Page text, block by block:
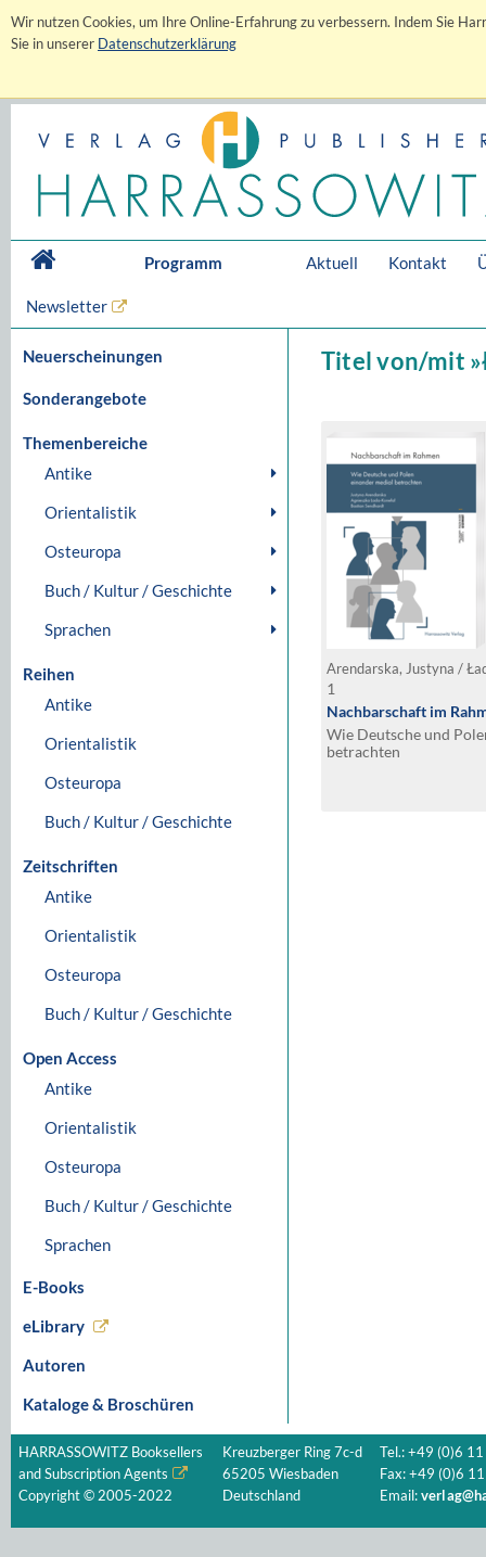
Wir nutzen Cookies, um Ihre Online-Erfahrung zu verbessern. Indem Sie
Sie in unserer Datenschutzerklärung
Programm Aktuell Kontakt
Newsletter
Neuerscheinungen
Sonderangebote
Themenbereiche
Antike
Orientalistik
Osteuropa
Buch / Kultur / Geschichte
Sprachen
Reihen
Antike
Orientalistik
Osteuropa
Buch / Kultur / Geschichte
Zeitschriften
Antike
Orientalistik
Osteuropa
Buch / Kultur / Geschichte
Open Access
Antike
Orientalistik
Osteuropa
Buch / Kultur / Geschichte
Sprachen
E-Books
eLibrary
Autoren
Kataloge & Broschüren
Titel von/mit
1
Nachbarschaft im
Wie Deutsche und
betrachten
HARRASSOWITZ Booksellers
and Subscription Agents
Copyright © 2005-2022
Kreuzberger Ring 7c-d
65205 Wiesbaden
Deutschland
Tel.: +49 (0)6
Fax: +49 (0)6
Email: